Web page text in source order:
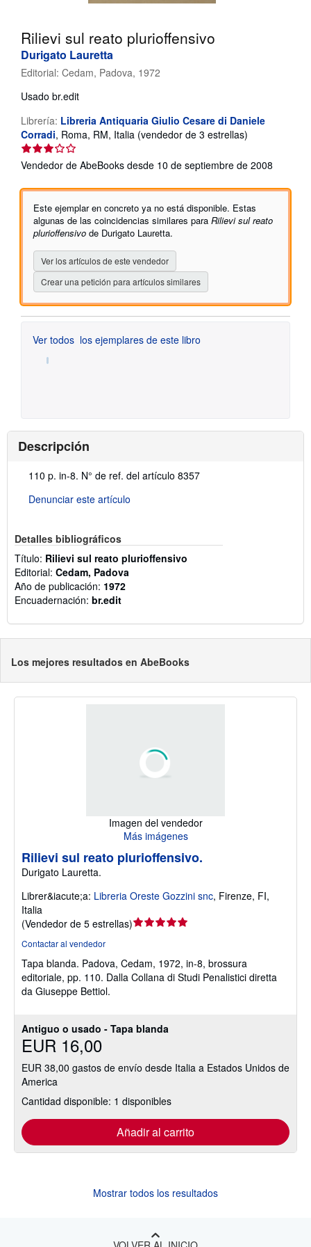
Rilievi sul reato plurioffensivo
Durigato Lauretta
Editorial: Cedam, Padova, 1972
Usado br.edit
Librería: Libreria Antiquaria Giulio Cesare di Daniele
Corradi, Roma, RM, Italia (vendedor de 3 estrellas)
vendedor:
de
estrellas
Vendedor de AbeBooks desde 10 de septiembre de 2008
Este ejemplar en concreto ya no está disponible. Estas
algunas de las coincidencias similares para Rilievi sul reato
plurioffensivo de Durigato Lauretta.
Ver los artículos de este vendedor
Crear una petición para artículos similares
Ver todos los ejemplares de este libro
Descripción
Descripción:
110 p. in-8. N° de ref. del artículo 8357
Denunciar este artículo
Detalles bibliográficos
Título: Rilievi sul reato plurioffensivo
Editorial: Cedam, Padova
Año de publicación: 1972
Encuadernación: br.edit
Los mejores resultados en AbeBooks
Imagen del vendedor
Más imágenes
Antiguo o usado - Tapa blanda
EUR 16,00
EUR 38,00 gastos de envío desde Italia a Estados Unidos de
America
Cantidad disponible: 1 disponibles
Añadir al carrito
Rilievi sul reato plurioffensivo.
Durigato Lauretta.
Librer&iacute;a: Libreria Oreste Gozzini snc, Firenze, FI,
Italia
(Vendedor de 5 estrellas)Calificación
5
de
Contactar al vendedor
Tapa blanda. Padova, Cedam, 1972, in-8, brossura
editoriale, pp. 110. Dalla Collana di Studi Penalistici diretta
da Giuseppe Bettiol.
Mostrar todos los resultados